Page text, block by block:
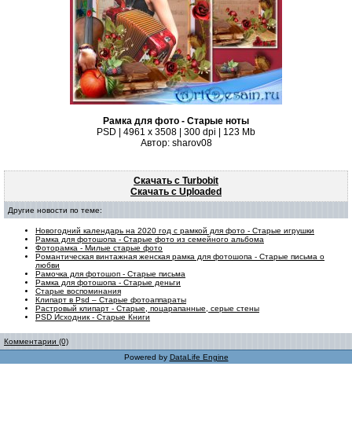
Рамка для фото - Старые ноты
PSD | 4961 х 3508 | 300 dpi | 123 Mb
Автор: sharov08
Скачать с Turbobit
Скачать с Uploaded
Другие новости по теме:
Новогодний календарь на 2020 год с рамкой для фото - Старые игрушки
Рамка для фотошопа - Старые фото из семейного альбома
Фоторамка - Милые старые фото
Романтическая винтажная женская рамка для фотошопа - Старые письма о
любви
Рамочка для фотошоп - Старые письма
Рамка для фотошопа - Старые деньги
Старые воспоминания
Клипарт в Psd – Старые фотоаппараты
Растровый клипарт - Старые, поцарапанные, серые стены
PSD Исходник - Старые Книги
Комментарии (0)
Powered by DataLife Engine